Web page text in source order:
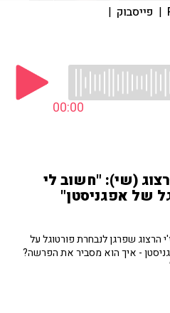
| פייסבוק |
00:00
(שי): "חשוב לי
של אפגניסטן"
שפרגן לנבחרת פורטוגל על
- איך הוא מסביר את הפרשה?